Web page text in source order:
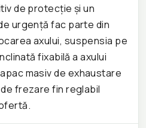
de protecție și un
urgență fac parte din
axului, suspensia pe
fixabilă a axului
masiv de exhaustare
frezare fin reglabil